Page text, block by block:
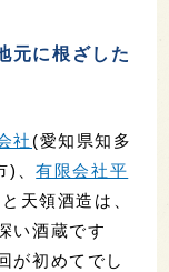
元に根ざした
社 (愛知県知多
)、有限会社平
天領酒造は、
い酒蔵です
が初めてでし